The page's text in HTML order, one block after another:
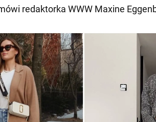
redaktorka WWW Maxine